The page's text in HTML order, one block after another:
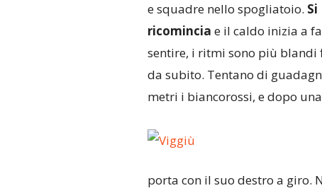
e squadre nello spogliatoio. Si
ricomincia e il caldo inizia a
sentire, i ritmi sono più blandi
da subito. Tentano di
metri i biancorossi, e dopo una
porta con il suo destro a giro.